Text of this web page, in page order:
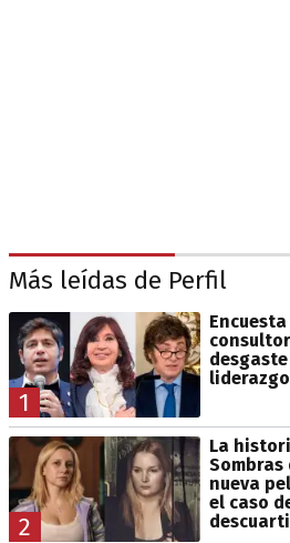
Más leídas de Perfil
1
2
La
Sombras
nueva
el caso